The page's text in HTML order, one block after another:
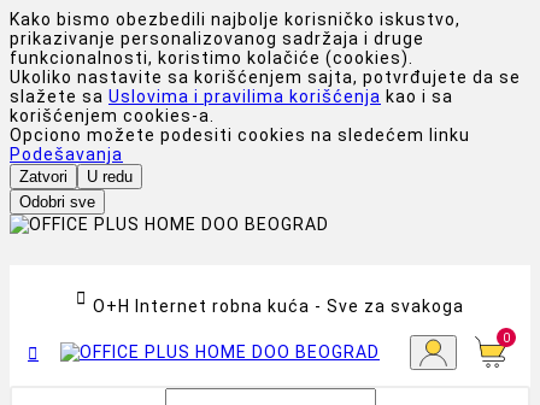
Kako bismo obezbedili najbolje korisničko iskustvo,
prikazivanje personalizovanog sadržaja i druge
funkcionalnosti, koristimo kolačiće (cookies).
Ukoliko nastavite sa korišćenjem sajta, potvrđujete da se
slažete sa Uslovima i pravilima korišćenja kao i sa
korišćenjem cookies-a.
Opciono možete podesiti cookies na sledećem linku
Podešavanja
Zatvori
U redu
Odobri sve
 O+H Internet robna kuća - Sve za svakoga

0